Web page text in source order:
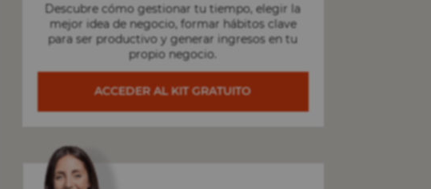
Descubre cómo gestionar tu tiempo, elegir la
mejor idea de negocio, formar hábitos clave
para ser productivo y generar ingresos en tu
propio negocio.
ACCEDER AL KIT GRATUITO